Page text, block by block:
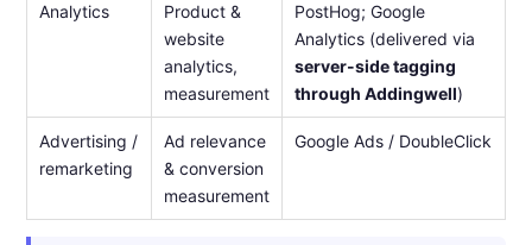
Analytics
Product &
website
analytics,
measurement
PostHog; Google
Analytics (delivered via
server-side tagging
through Addingwell)
Advertising /
remarketing
Ad relevance
& conversion
measurement
Google Ads / DoubleClick